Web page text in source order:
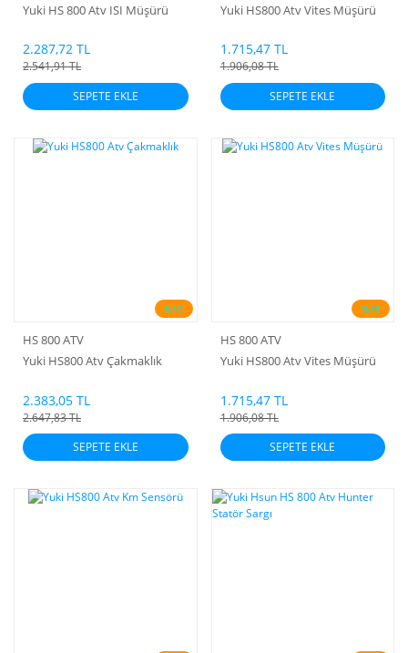
Yuki HS 800 Atv ISI Müşürü
2.287,72 TL
2.541,91 TL
SEPETE EKLE
Yuki HS800 Atv Vites Müşürü
1.715,47 TL
1.906,08 TL
SEPETE EKLE
%10
HS 800 ATV
Yuki HS800 Atv Çakmaklık
2.383,05 TL
2.647,83 TL
SEPETE EKLE
%10
HS 800 ATV
Yuki HS800 Atv Vites Müşürü
1.715,47 TL
1.906,08 TL
SEPETE EKLE